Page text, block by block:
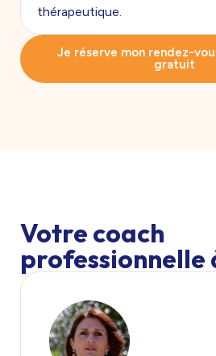
thérapeutique.
Je réserve mon rendez-
gratuit
Votre coach
professionnelle